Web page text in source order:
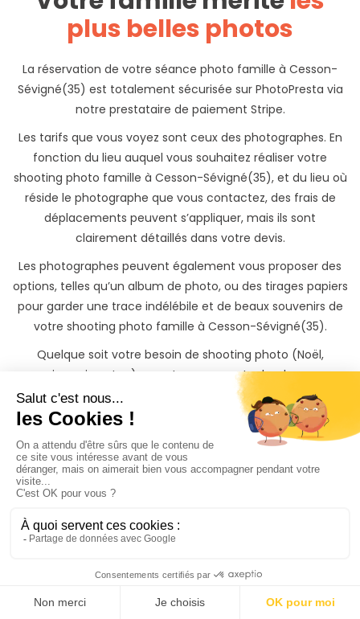
plus belles photos
La réservation de votre séance photo famille à Cesson-
Sévigné(35) est totalement sécurisée sur PhotoPresta via
notre prestataire de paiement Stripe.
Les tarifs que vous voyez sont ceux des photographes. En
fonction du lieu auquel vous souhaitez réaliser votre
shooting photo famille à Cesson-Sévigné(35), et du lieu où
réside le photographe que vous contactez, des frais de
déplacements peuvent s’appliquer, mais ils sont
clairement détaillés dans votre devis.
Les photographes peuvent également vous proposer des
options, telles qu’un album de photo, ou des tirages papiers
pour garder une trace indélébile et de beaux souvenirs de
votre shooting photo famille à Cesson-Sévigné(35).
Quelque soit votre besoin de shooting photo (Noël,
anniversaire, etc...), vous trouverez votre bonheur sur
N’attendez plus et mettez votre famille à l’honneur en
réalisant un shooting photo avec un photographe famille à
Cesson-Sévigné professionnel !
Vous recevrez les photos de votre séance photo famille à
par mot de passe, qu'il vous sera possible de partager avec
Vous pouvez être rassuré, et profiter pleinement de votre
shooting photo famille à Cesson-Sévigné(35). Si vous